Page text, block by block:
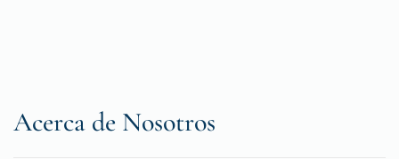
Acerca de Nosotros